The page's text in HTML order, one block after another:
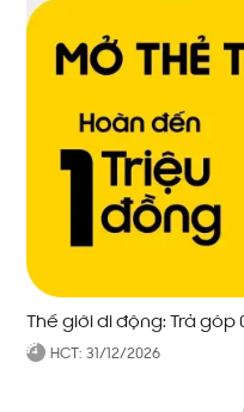
Thế giới di động: Trả góp
HCT: 31/12/2026